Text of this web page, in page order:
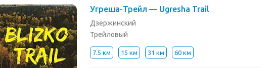
Угреша-Трейл — Ugresha Trail
Дзержинский
Трейловый
7.5 км 15 км 31 км 60 км